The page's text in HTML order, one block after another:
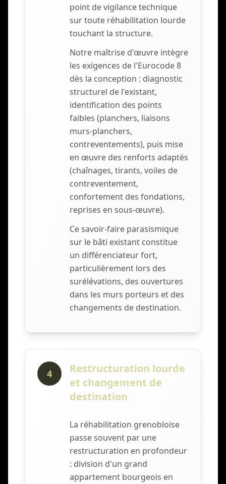
point de vigilance technique
sur toute réhabilitation lourde
touchant la structure.
Notre maîtrise d'œuvre intègre
les exigences de l'Eurocode 8
dès la conception : diagnostic
structurel de l'existant,
identification des points
faibles (planchers, liaisons
murs-planchers,
contreventements), puis mise
en œuvre des renforts adaptés
(chaînages, tirants, voiles de
contreventement,
confortement des fondations,
reprises en sous-œuvre).
Ce savoir-faire parasismique
sur le bâti existant constitue
un différenciateur fort,
particulièrement lors des
surélévations, des ouvertures
dans les murs porteurs et des
changements de destination.
4
Restructuration lourde
et changement de
destination
La réhabilitation grenobloise
passe souvent par une
restructuration en profondeur
: division d'un grand
appartement bourgeois en